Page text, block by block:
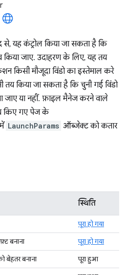
यह कंट्रोल किया जा सकता है कि
जाए. उदाहरण के लिए, यह तय
किसी मौजूदा विंडो का इस्तेमाल करे
तय किया जा सकता है कि चुनी गई विंडो
जाए या नहीं. फ़ाइल मैनेज करने वाले
किए गए पेज के
LaunchParams ऑब्जेक्ट को कतार
स्थिति
पूरा हो गया
बनाना
पूरा हो गया
बेहतर बनाना
पूरा हुआ